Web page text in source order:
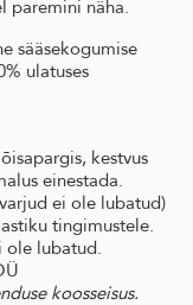
paremini näha.
sääsekogumise
ulatuses
kestvus
einestada.
ei ole lubatud)
tingimustele.
lubatud.
koosseisus.